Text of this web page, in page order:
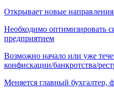
Открывает новые направления
Необходимо оптимизировать
предприятием
Возможно начало или уже
конфискации/банкротства/
Меняется главный бухгалтер,